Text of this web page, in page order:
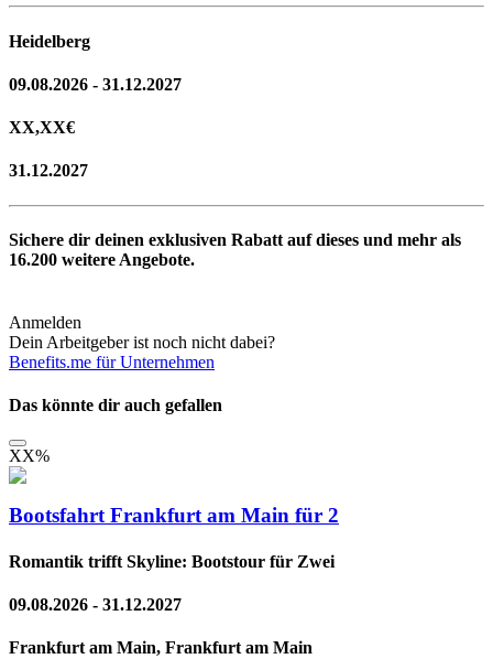
Heidelberg
09.08.2026 - 31.12.2027
XX,XX€
31.12.2027
Sichere dir deinen exklusiven Rabatt auf dieses und mehr als
16.200 weitere Angebote.
Anmelden
Dein Arbeitgeber ist noch nicht dabei?
Benefits.me für Unternehmen
Das könnte dir auch gefallen
XX%
Bootsfahrt Frankfurt am Main für 2
Romantik trifft Skyline: Bootstour für Zwei
09.08.2026 - 31.12.2027
Frankfurt am Main, Frankfurt am Main